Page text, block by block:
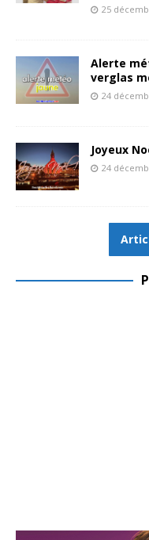
25
Alerte
verglas
24
Joyeux
24